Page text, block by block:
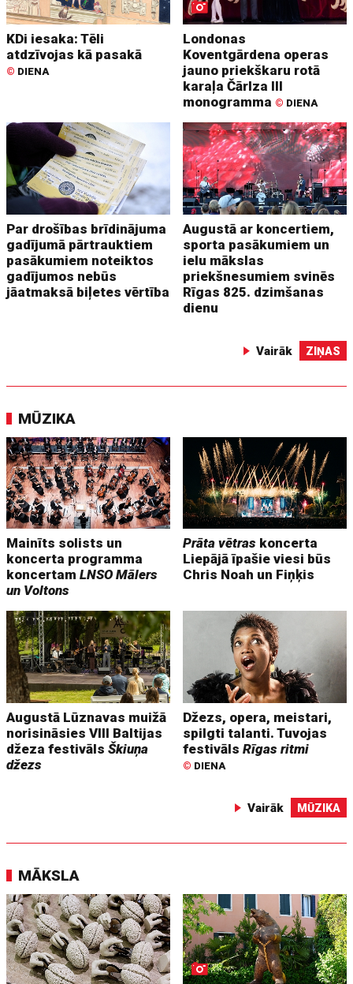
KDi iesaka: Tēli
atdzīvojas kā pasakā
© DIENA
Londonas
Koventgārdena operas
jauno priekškaru rotā
karaļa Čārlza III
monogramma © DIENA
Par drošības brīdinājuma
gadījumā pārtrauktiem
pasākumiem noteiktos
gadījumos nebūs
jāatmaksā biļetes vērtība
Augustā ar koncertiem,
sporta pasākumiem un
ielu mākslas
priekšnesumiem svinēs
Rīgas 825. dzimšanas
dienu
Vairāk ZIŅAS
MŪZIKA
Mainīts solists un
koncerta programma
koncertamLNSO Mālers
un Voltons
Prāta vētras koncerta
Liepājā īpašie viesi būs
Chris Noah un Fiņķis
Augustā Lūznavas muižā
norisināsies VIII Baltijas
džeza festivālsŠkiuņa
džezs
Džezs, opera, meistari,
spilgti talanti. Tuvojas
festivālsRīgas ritmi
© DIENA
Vairāk MŪZIKA
MĀKSLA